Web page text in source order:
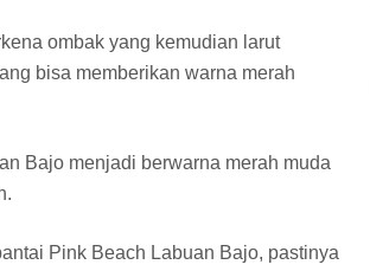
ombak yang kemudian larut
bisa memberikan warna merah
Bajo menjadi berwarna merah muda
Pink Beach Labuan Bajo, pastinya